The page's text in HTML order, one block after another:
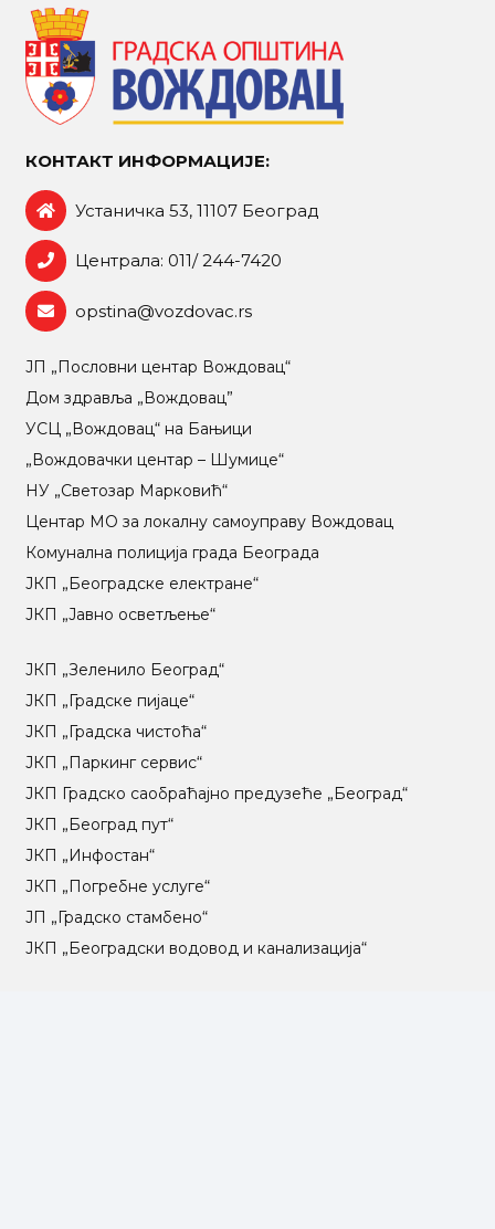
КОНТАКТ ИНФОРМАЦИЈЕ:
Устаничка 53, 11107 Београд
Централа: 011/ 244-7420
opstina@vozdovac.rs
ЈП „Пословни центар Вождовац“
Дом здравља „Вождовац”
УСЦ „Вождовац“ на Бањици
„Вождовачки центар – Шумице“
НУ „Светозар Марковић“
Центар МO за локалну самоуправу Вождовац
Комунална полиција града Београда
ЈКП „Београдске електране“
ЈКП „Јавно осветљење“
ЈКП „Зеленило Београд“
ЈКП „Градске пијаце“
ЈКП „Градска чистоћа“
ЈКП „Паркинг сервис“
ЈКП Градско саобраћајно предузеће „Београд“
ЈКП „Београд пут“
ЈКП „Инфостан“
ЈКП „Погребне услуге“
ЈП „Градско стамбено“
ЈКП „Београдски водовод и канализација“